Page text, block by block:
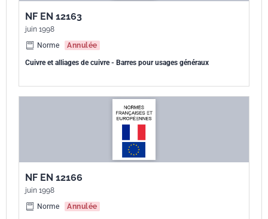
NF EN 12163
juin 1998
Norme
Annulée
Cuivre et alliages de cuivre - Barres pour usages généraux
NF EN 12166
juin 1998
Norme
Annulée